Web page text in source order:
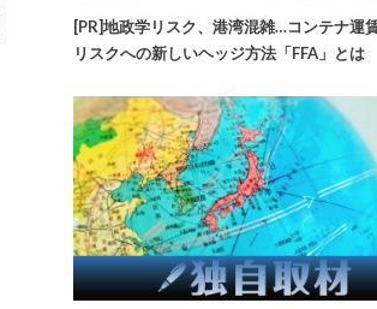
[PR]地政学リスク、港湾混雑…コンテナ運
リスクへの新しいヘッジ方法「FFA」とは